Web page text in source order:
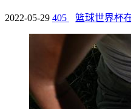
2022-05-29 405 篮球世界杯